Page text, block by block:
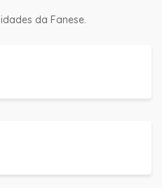
da Fanese.